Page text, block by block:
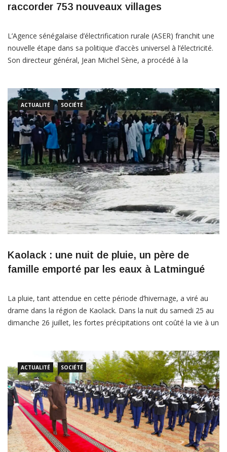
raccorder 753 nouveaux villages
L’Agence sénégalaise d’électrification rurale (ASER) franchit une
nouvelle étape dans sa politique d’accès universel à l’électricité.
Son directeur général, Jean Michel Sène, a procédé à la
phase du projet ASER-Gauff. Cette nouvelle étape ambitionne
ACTUALITÉ SOCIÉTÉ
Kaolack : une nuit de pluie, un père de
famille emporté par les eaux à Latmingué
La pluie, tant attendue en cette période d’hivernage, a viré au
drame dans la région de Kaolack. Dans la nuit du samedi 25 au
dimanche 26 juillet, les fortes précipitations ont coûté la vie à un
ACTUALITÉ SOCIÉTÉ